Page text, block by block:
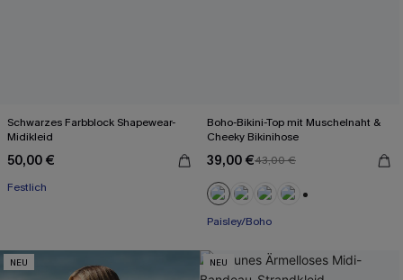
Schwarzes Farbblock Shapewear-
Midikleid
50,00 €
Festlich
Boho-Bikini-Top mit Muschelnaht &
Cheeky Bikinihose
39,00 €43,00 €
Paisley/Boho
NEU NEU